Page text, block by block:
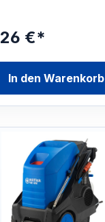
€*
In den Warenkorb